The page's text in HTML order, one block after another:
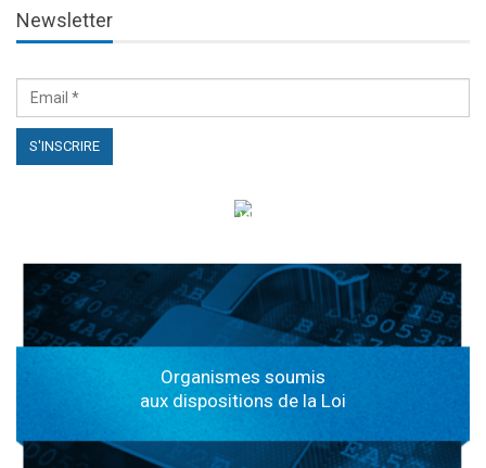
Newsletter
الهياكل الخاضعة لقانون النفاذ إلى المعلومة
Organismes soumis
aux dispositions de la Loi